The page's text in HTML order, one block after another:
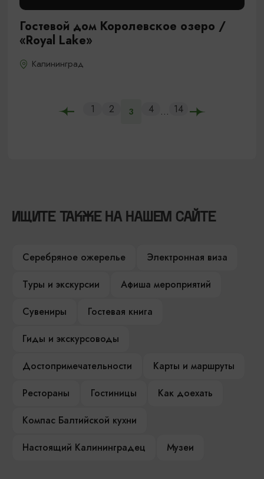
Гостевой дом Королевское озеро /
«Royal Lake»
Калининград
1 2 3 4 ... 14
ИЩИТЕ ТАКЖЕ НА НАШЕМ САЙТЕ
Серебряное ожерелье
Электронная виза
Туры и экскурсии
Афиша мероприятий
Сувениры
Гостевая книга
Гиды и экскурсоводы
Достопримечательности
Карты и маршруты
Рестораны
Гостиницы
Как доехать
Компас Балтийской кухни
Настоящий Калининградец
Музеи